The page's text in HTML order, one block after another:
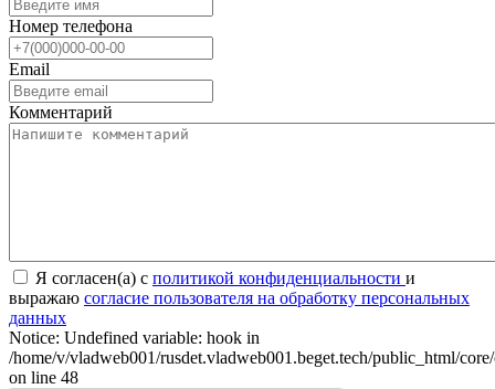
Номер телефона
Email
Комментарий
Я согласен(а) с политикой конфиденциальности и
выражаю согласие пользователя на обработку персональных
данных
Notice: Undefined variable: hook in
/home/v/vladweb001/rusdet.vladweb001.beget.tech/public_html/
on line 48